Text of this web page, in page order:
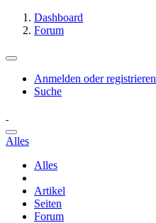
Dashboard
Forum
Anmelden oder registrieren
Suche
Alles
Alles
Artikel
Seiten
Forum